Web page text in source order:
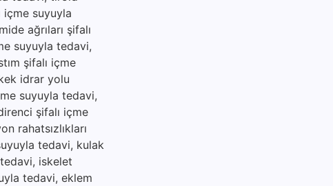
içme suyuyla
ağrıları şifalı
suyuyla tedavi,
şifalı içme
idrar yolu
suyuyla tedavi,
şifalı içme
rahatsızlıkları
tedavi, kulak
iskelet
tedavi, eklem